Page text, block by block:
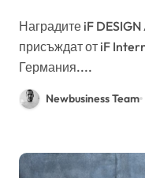
Наградите iF DESIGN AWARD се организират и
присъждат от iF
Германия....
Newbusiness Team